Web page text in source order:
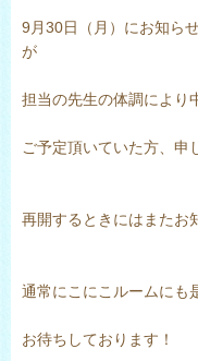
9月30日（月）にお知ら
が
担当の先生の体調により
ご予定頂いていた方、申
再開するときにはまたお
通常にこにこルームにも
お待ちしております！